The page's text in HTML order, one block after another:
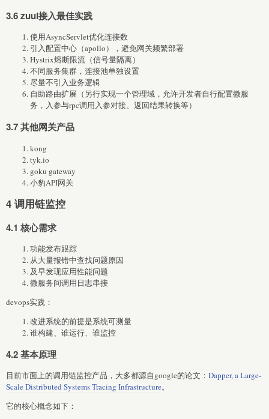
3.6 zuul接入最佳实践
使用AsyncServlet优化连接数
引入配置中心（apollo），避免网关频繁部署
Hystrix熔断限流（信号量隔离）
不同服务集群，连接池单独设置
尽量不引入业务逻辑
自助路由扩展（另行实现一个管理域，允许开发者自行配置微服
务，入参与rpc调用入参对接、返回结果转换等）
3.7 其他网关产品
kong
tyk.io
goku gateway
小豹API网关
4 调用链监控
4.1 核心需求
功能发布跟踪
从大量报错中查找问题原因
及早发现应用性能问题
微服务间调用日志串接
devops实践：
改进系统的前提是系统可测量
谁构建、谁运行、谁监控
4.2 基本原理
目前市面上的调用链监控产品，大多都源自google的论文： Dapper, a Large-
Scale Distributed Systems Tracing Infrastructure。
它的核心概念如下：